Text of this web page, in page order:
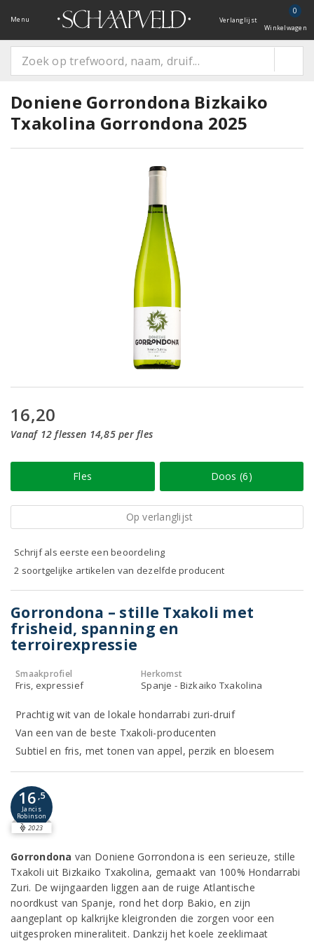
Menu Verlanglijst
0
Winkelwagen
Doniene Gorrondona Bizkaiko
Txakolina Gorrondona 2025
16,20
Vanaf 12 flessen 14,85 per fles
Fles Doos (6)
Op verlanglijst
Schrijf als eerste een beoordeling
2 soortgelijke artikelen van dezelfde producent
Gorrondona – stille Txakoli met
frisheid, spanning en
terroirexpressie
Smaakprofiel
Fris, expressief
Herkomst
Spanje - Bizkaiko Txakolina
Prachtig wit van de lokale hondarrabi zuri-druif
Van een van de beste Txakoli-producenten
Subtiel en fris, met tonen van appel, perzik en bloesem
16 ,5
Jancis
Robinson
2023
Gorrondona van Doniene Gorrondona is een serieuze, stille
Txakoli uit Bizkaiko Txakolina, gemaakt van 100% Hondarrabi
Zuri. De wijngaarden liggen aan de ruige Atlantische
noordkust van Spanje, rond het dorp Bakio, en zijn
aangeplant op kalkrijke kleigronden die zorgen voor een
uitgesproken mineraliteit. Dankzij het koele zeeklimaat